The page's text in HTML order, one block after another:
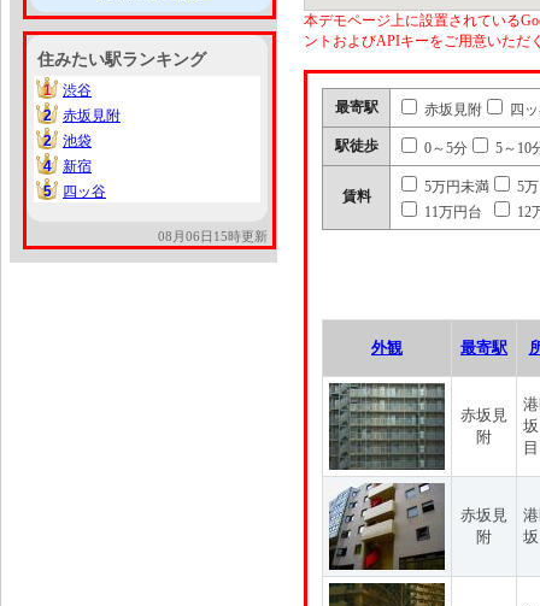
住みたい駅ランキング
1
1
渋谷
2
2
赤坂見附
2
2
池袋
4
4
新宿
5
5 四ッ谷
08月06日15時更新
本デモページ上に設置されている
ントおよびAPIキーをご用意いただ
最寄駅 赤坂見附 四
駅徒歩 0～5分 5～10
賃料
5万円未満
5
11万円台
12
外観 最寄駅
赤坂見
附
目
赤坂見
附